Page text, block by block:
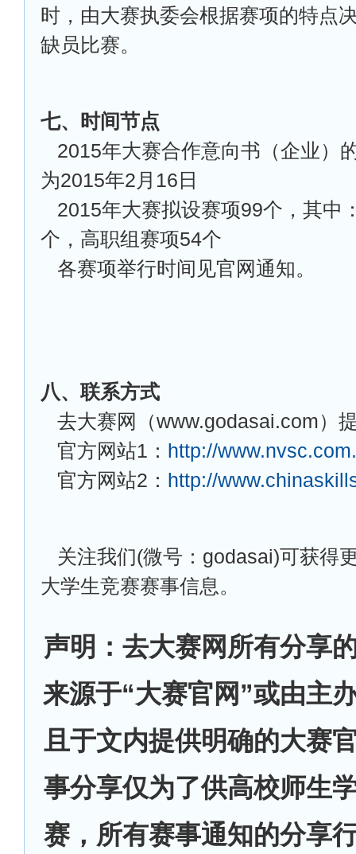
时，由大赛执委会根据赛项的特点
缺员比赛。
七、时间节点
2015年大赛合作意向书（企业）
为2015年2月16日
2015年大赛拟设赛项99个，其中
个，高职组赛项54个
各赛项举行时间见官网通知。
八、联系方式
去大赛网（www.godasai.com）
官方网站1： http://
官方网站2： http://
关注我们(微号：godasai)可获得
大学生竞赛赛事信息。
声明：去大赛网所有分享
来源于“大赛官网”或由主
且于文内提供明确的大赛
事分享仅为了供高校师生
赛，所有赛事通知的分享